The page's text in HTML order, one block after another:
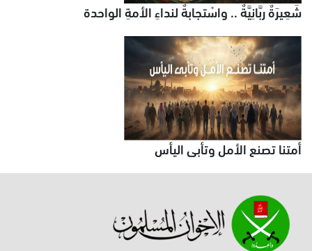
شَعِيرَةٌ ربَّانِيَّةٌ .. واسْتجابةٌ لنداءِ الأمةِ الواحدة
أمتنا تصنع الأمل وتأبى اليأس